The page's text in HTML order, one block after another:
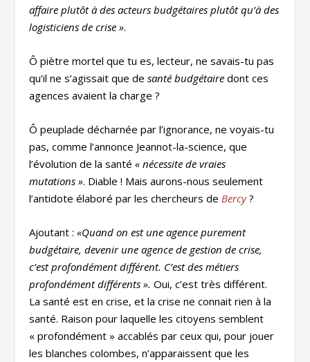
affaire plutôt à des acteurs budgétaires plutôt qu’à des
logisticiens de crise ».
Ô piètre mortel que tu es, lecteur, ne savais-tu pas
qu’il ne s’agissait que desanté budgétaire dont ces
agences avaient la charge ?
Ô peuplade décharnée par l’ignorance, ne voyais-tu
pas, comme l’annonce Jeannot-la-science, que
l’évolution de la santé« nécessite de vraies
mutations ». Diable ! Mais aurons-nous seulement
l’antidote élaboré par les chercheurs de Bercy?
Ajoutant :«Quand on est une agence purement
budgétaire, devenir une agence de gestion de crise,
c’est profondément différent. C’est des métiers
profondément différents ». Oui, c’est très différent.
La santé est en crise, et la crise ne connait rien à la
santé. Raison pour laquelle les citoyens semblent
« profondément » accablés par ceux qui, pour jouer
les blanches colombes, n’apparaissent que les